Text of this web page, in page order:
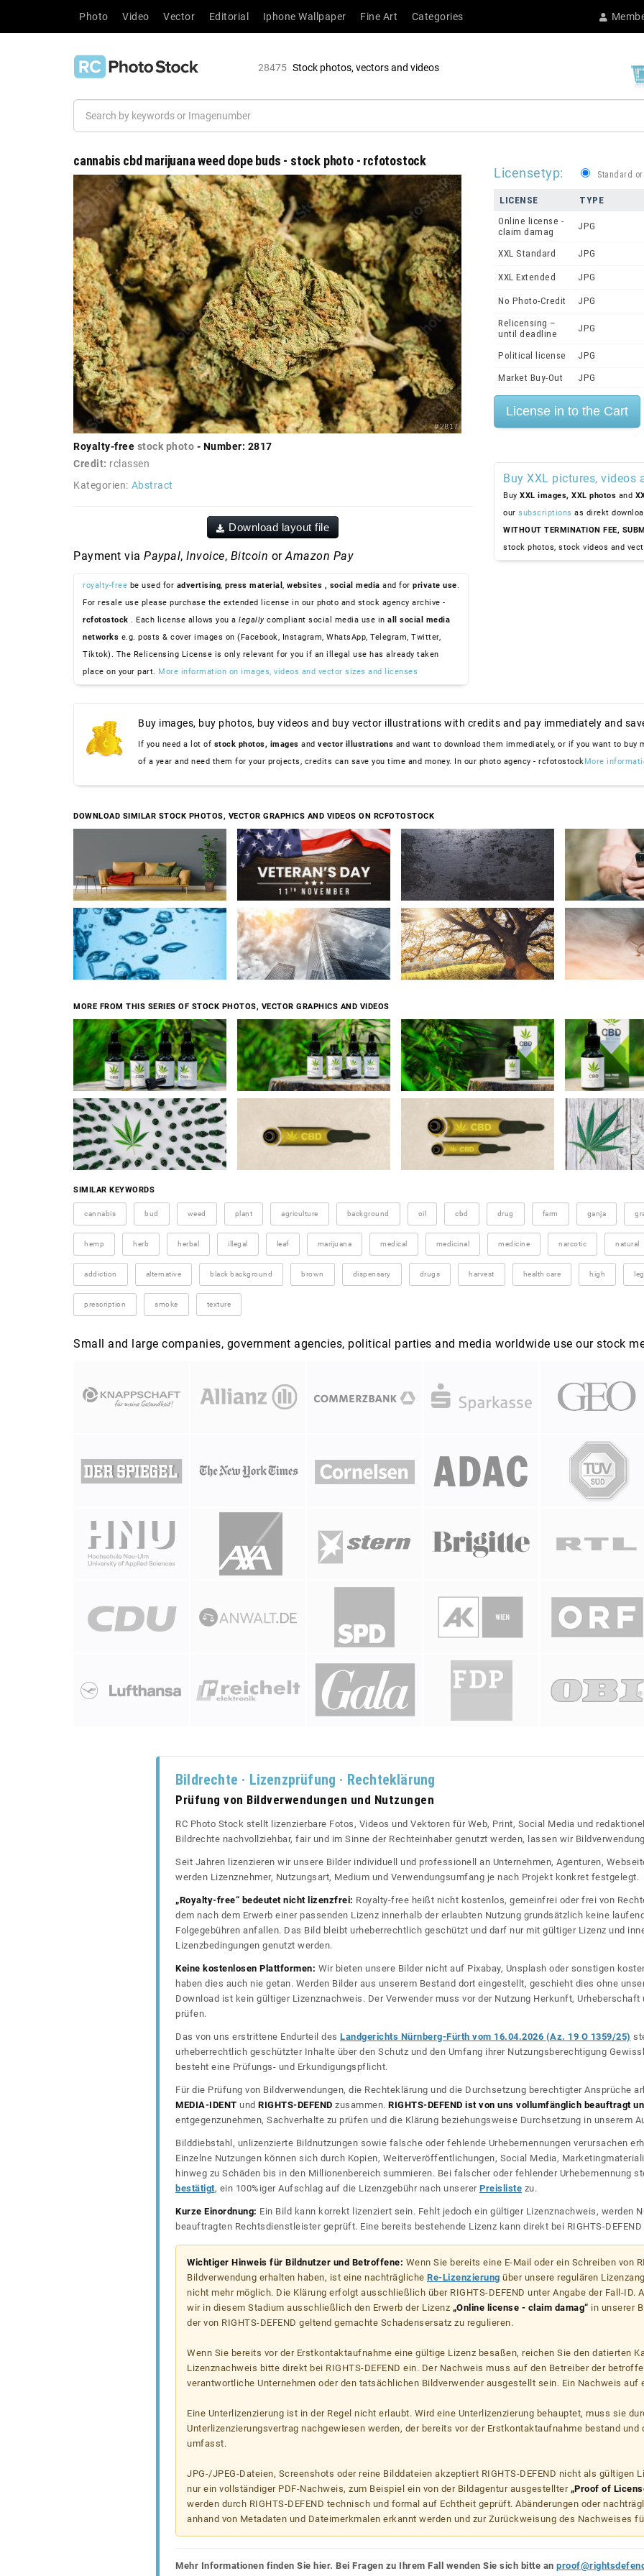
Photo Video Vector Editorial Iphone Wallpaper Fine Art Categories
28475 Stock photos, vectors and videos
cannabis cbd marijuana weed dope buds - stock photo - rcfotostock
Royalty-free stock photo - Number: 2817
Credit: rclassen
Kategorien: Abstract
Download layout file
Payment via Paypal, Invoice, Bitcoin or Amazon Pay
royalty-free be used for advertising, press material , websites , social media and for private use.
For resale use please purchase the extended license in our photo and stock agency archive -
rcfotostock . Each license allows you a legallycompliant social media use in all social media
networks e.g. posts & cover images on (Facebook, Instagram, WhatsApp, Telegram, Twitter,
Tiktok). The Relicensing License is only relevant for you if an illegal use has already taken
place on your part. More information on images, videos and vector sizes and licenses
Licensetyp: Standard
LICENSE
TYPE
Online license -
claim damag
JPG
XXL Standard JPG
XXL Extended JPG
No Photo-Credit JPG
Relicensing –
until deadline
JPG
Political license JPG
Market Buy-Out JPG
Buy XXL pictures,
Buy XXL images, XXL photos and
our subscriptions as direkt
WITHOUT TERMINATION FEE,
stock photos, stock videos and
Buy images, buy photos, buy videos and buy vector illustrations with credits and pay immediately and
If you need a lot of stock photos, images and vector illustrations and want to download them immediately, or if you want to buy
of a year and need them for your projects, credits can save you time and money. In our photo agency - rcfotostockMore
DOWNLOAD SIMILAR STOCK PHOTOS, VECTOR GRAPHICS AND VIDEOS ON RCFOTOSTOCK
MORE FROM THIS SERIES OF STOCK PHOTOS, VECTOR GRAPHICS AND VIDEOS
SIMILAR KEYWORDS
cannabis bud weed plant agriculture background oil cbd drug farm ganja
hemp herb herbal illegal leaf marijuana medical medicinal medicine narcotic natural
addiction alternative black background brown dispensary drugs harvest health care high
prescription smoke texture
Small and large companies, government agencies, political parties and media worldwide use our stock
Bildrechte · Lizenzprüfung · Rechteklärung
Prüfung von Bildverwendungen und Nutzungen
RC Photo Stock stellt lizenzierbare Fotos, Videos und Vektoren für Web, Print, Social Media und
Bildrechte nachvollziehbar, fair und im Sinne der Rechteinhaber genutzt werden, lassen wir
Seit Jahren lizenzieren wir unsere Bilder individuell und professionell an Unternehmen, Agenturen,
werden Lizenznehmer, Nutzungsart, Medium und Verwendungsumfang je nach Projekt konkret festgelegt.
„Royalty-free“ bedeutet nicht lizenzfrei: Royalty-free heißt nicht kostenlos, gemeinfrei oder frei von
dem nach dem Erwerb einer passenden Lizenz innerhalb der erlaubten Nutzung grundsätzlich keine
Folgegebühren anfallen. Das Bild bleibt urheberrechtlich geschützt und darf nur mit gültiger Lizenz und
Lizenzbedingungen genutzt werden.
Keine kostenlosen Plattformen: Wir bieten unsere Bilder nicht auf Pixabay, Unsplash oder sonstigen
haben dies auch nie getan. Werden Bilder aus unserem Bestand dort eingestellt, geschieht dies ohne
Download ist kein gültiger Lizenznachweis. Der Verwender muss vor der Nutzung Herkunft,
prüfen.
Das von uns erstrittene Endurteil des Landgerichts Nürnberg-Fürth vom 16.04.2026 (Az. 19 O 1359/25)
urheberrechtlich geschützter Inhalte über den Schutz und den Umfang ihrer Nutzungsberechtigung
besteht eine Prüfungs- und Erkundigungspflicht.
Für die Prüfung von Bildverwendungen, die Rechteklärung und die Durchsetzung berechtigter Ansprüche
MEDIA-IDENT und RIGHTS-DEFEND zusammen. RIGHTS-DEFEND ist von uns vollumfänglich beauftragt
entgegenzunehmen, Sachverhalte zu prüfen und die Klärung beziehungsweise Durchsetzung in unserem
Bilddiebstahl, unlizenzierte Bildnutzungen sowie falsche oder fehlende Urhebernennungen verursachen
Einzelne Nutzungen können sich durch Kopien, Weiterveröffentlichungen, Social Media,
hinweg zu Schäden bis in den Millionenbereich summieren. Bei falscher oder fehlender Urhebernennung
bestätigt, ein 100%iger Aufschlag auf die Lizenzgebühr nach unserer Preisliste zu.
Kurze Einordnung: Ein Bild kann korrekt lizenziert sein. Fehlt jedoch ein gültiger Lizenznachweis, werden
beauftragten Rechtsdienstleister geprüft. Eine bereits bestehende Lizenz kann direkt bei RIGHTS-
Wichtiger Hinweis für Bildnutzer und Betroffene: Wenn Sie bereits eine E-Mail oder ein Schreiben von
Bildverwendung erhalten haben, ist eine nachträgliche Re-Lizenzierung über unsere regulären
nicht mehr möglich. Die Klärung erfolgt ausschließlich über RIGHTS-DEFEND unter Angabe der Fall-ID.
wir in diesem Stadium ausschließlich den Erwerb der Lizenz „Online license - claim damag“ in unserer
der von RIGHTS-DEFEND geltend gemachte Schadensersatz zu regulieren.
Wenn Sie bereits vor der Erstkontaktaufnahme eine gültige Lizenz besaßen, reichen Sie den datierten
Lizenznachweis bitte direkt bei RIGHTS-DEFEND ein. Der Nachweis muss auf den Betreiber der
verantwortliche Unternehmen oder den tatsächlichen Bildverwender ausgestellt sein. Ein Nachweis auf
Eine Unterlizenzierung ist in der Regel nicht erlaubt. Wird eine Unterlizenzierung behauptet, muss sie
Unterlizenzierungsvertrag nachgewiesen werden, der bereits vor der Erstkontaktaufnahme bestand und
umfasst.
JPG-/JPEG-Dateien, Screenshots oder reine Bilddateien akzeptiert RIGHTS-DEFEND nicht als gültigen
nur ein vollständiger PDF-Nachweis, zum Beispiel ein von der Bildagentur ausgestellter „Proof of
werden durch RIGHTS-DEFEND technisch und formal auf Echtheit geprüft. Abänderungen oder
anhand von Metadaten und Dateimerkmalen erkannt werden und zur Zurückweisung des Nachweises
Mehr Informationen finden Sie hier. Bei Fragen zu Ihrem Fall wenden Sie sich bitte an